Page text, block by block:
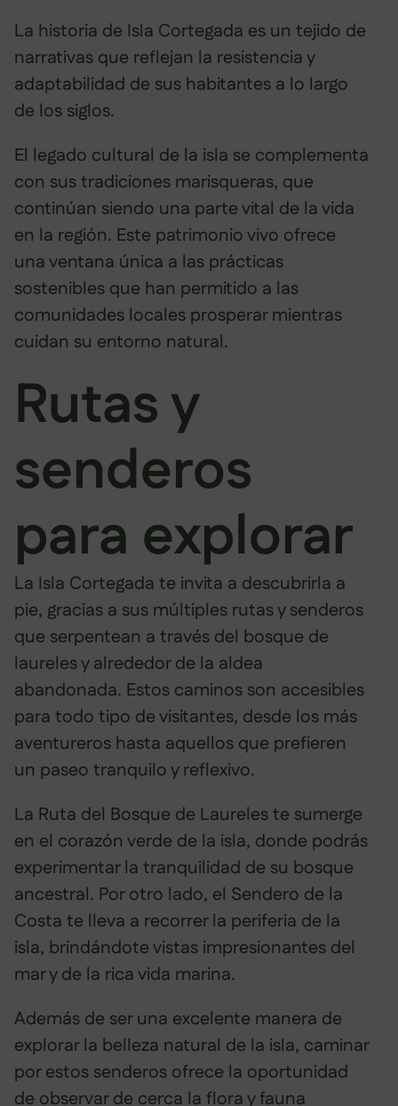
La historia de Isla Cortegada es un tejido de
narrativas que reflejan la resistencia y
adaptabilidad de sus habitantes a lo largo
de los siglos.
El legado cultural de la isla se complementa
con sus tradiciones marisqueras, que
continúan siendo una parte vital de la vida
en la región. Este patrimonio vivo ofrece
una ventana única a las prácticas
sostenibles que han permitido a las
comunidades locales prosperar mientras
cuidan su entorno natural.
Rutas y
senderos
para explorar
La Isla Cortegada te invita a descubrirla a
pie, gracias a sus múltiples rutas y senderos
que serpentean a través del bosque de
laureles y alrededor de la aldea
abandonada. Estos caminos son accesibles
para todo tipo de visitantes, desde los más
aventureros hasta aquellos que prefieren
un paseo tranquilo y reflexivo.
La Ruta del Bosque de Laureles te sumerge
en el corazón verde de la isla, donde podrás
experimentar la tranquilidad de su bosque
ancestral. Por otro lado, el Sendero de la
Costa te lleva a recorrer la periferia de la
isla, brindándote vistas impresionantes del
mar y de la rica vida marina.
Además de ser una excelente manera de
explorar la belleza natural de la isla, caminar
por estos senderos ofrece la oportunidad
de observar de cerca la flora y fauna